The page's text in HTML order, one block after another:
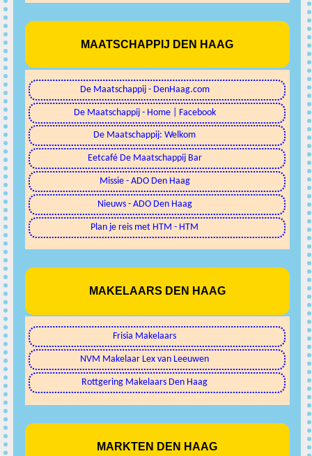
MAATSCHAPPIJ DEN HAAG
De Maatschappij - DenHaag.com
De Maatschappij - Home | Facebook
De Maatschappij: Welkom
Eetcafé De Maatschappij Bar
Missie - ADO Den Haag
Nieuws - ADO Den Haag
Plan je reis met HTM - HTM
MAKELAARS DEN HAAG
Frisia Makelaars
NVM Makelaar Lex van Leeuwen
Rottgering Makelaars Den Haag
MARKTEN DEN HAAG